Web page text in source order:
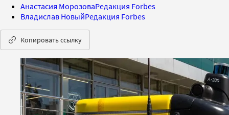
Анастасия МорозоваРедакция Forbes
Владислав НовыйРедакция Forbes
Копировать ссылку